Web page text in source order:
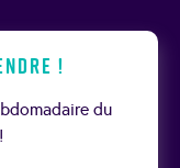
!
du